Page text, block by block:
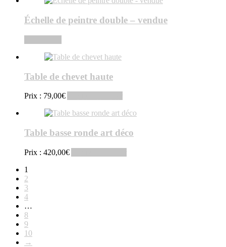
Échelle de peintre double – vendue
Table de chevet haute
Prix : 79,00€
Table basse ronde art déco
Prix : 420,00€
1
2
3
4
…
8
9
10
→